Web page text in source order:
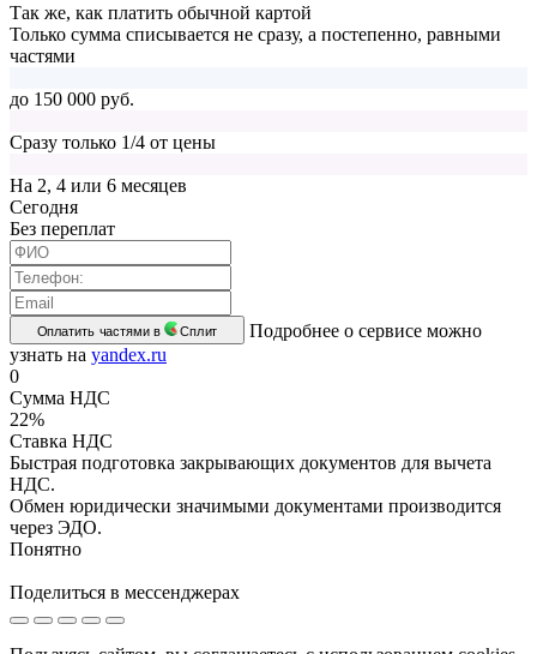
Так же, как платить обычной картой
Только сумма списывается не сразу, а постепенно, равными
частями
до 150 000 руб.
Сразу только 1/4 от цены
На 2, 4 или 6 месяцев
Cегодня
Без переплат
Оплатить частями в Сплит
Подробнее о сервисе можно
узнать на yandex.ru
0
Сумма НДС
22%
Ставка НДС
Быстрая подготовка закрывающих документов для вычета
НДС.
Обмен юридически значимыми документами производится
через ЭДО.
Понятно
Поделиться в мессенджерах